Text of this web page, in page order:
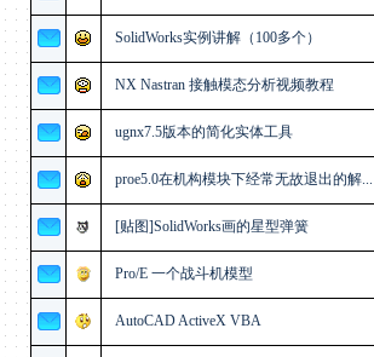
SolidWorks实例讲解（100多个）
NX Nastran 接触模态分析视频教程
ugnx7.5版本的简化实体工具
proe5.0在机构模块下经常无故退出的解...
[贴图]SolidWorks画的星型弹簧
Pro/E 一个战斗机模型
AutoCAD ActiveX VBA